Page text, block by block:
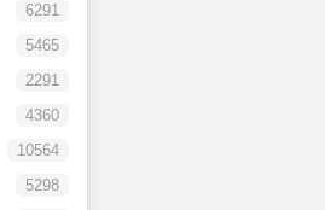
6291
5465
2291
4360
10564
5298